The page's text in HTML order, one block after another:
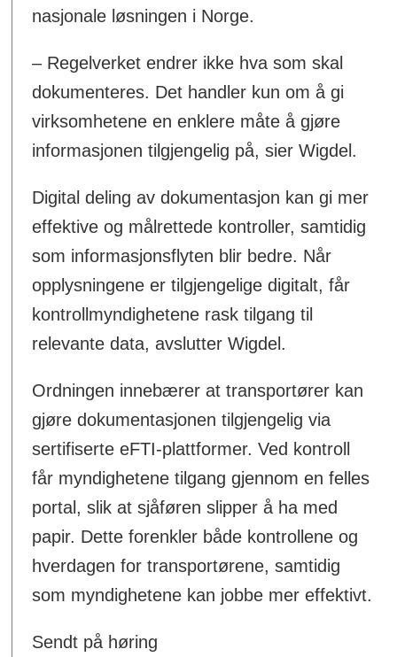
nasjonale løsningen i Norge.
– Regelverket endrer ikke hva som skal
dokumenteres. Det handler kun om å gi
virksomhetene en enklere måte å gjøre
informasjonen tilgjengelig på, sier Wigdel.
Digital deling av dokumentasjon kan gi mer
effektive og målrettede kontroller, samtidig
som informasjonsflyten blir bedre. Når
opplysningene er tilgjengelige digitalt, får
kontrollmyndighetene rask tilgang til
relevante data, avslutter Wigdel.
Ordningen innebærer at transportører kan
gjøre dokumentasjonen tilgjengelig via
sertifiserte eFTI-plattformer. Ved kontroll
får myndighetene tilgang gjennom en felles
portal, slik at sjåføren slipper å ha med
papir. Dette forenkler både kontrollene og
hverdagen for transportørene, samtidig
som myndighetene kan jobbe mer effektivt.
Sendt på høring